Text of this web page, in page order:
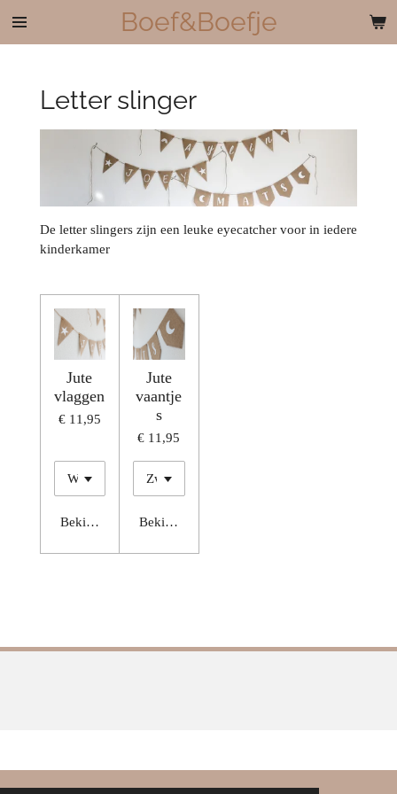
Ga
hoofdinhoud
Boef&Boefje
Letter slinger
De letter slingers zijn een leuke eyecatcher voor in iedere
kinderkamer
Jute
vlaggen
€ 11,95
Bekijk details
Jute
vaantje
s
€ 11,95
Bekijk details